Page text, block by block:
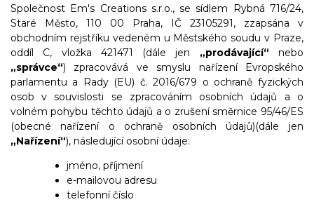
Společnost Em's Creations s.r.o., se sídlem Rybná 716/24,
Staré Město, 110 00 Praha, IČ 23105291, zzapsána v
obchodním rejstříku vedeném u Městského soudu v Praze,
oddíl C, vložka 421471
(dále jen „prodávající“ nebo
„správce“) zpracovává ve smyslu nařízení Evropského
parlamentu a Rady (EU) č. 2016/679 o ochraně fyzických
osob v souvislosti se zpracováním osobních údajů a o
volném pohybu těchto údajů a o zrušení směrnice 95/46/ES
(obecné nařízení o ochraně osobních údajů)(dále jen
„Nařízení“), následující osobní údaje:
jméno, příjmení
e-mailovou adresu
telefonní číslo